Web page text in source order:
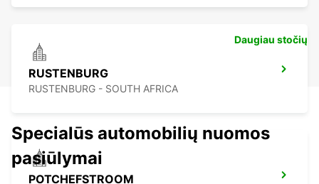
RUSTENBURG
RUSTENBURG - SOUTH AFRICA
POTCHEFSTROOM
Daugiau stočių
Specialūs automobilių nuomos
pasiūlymai